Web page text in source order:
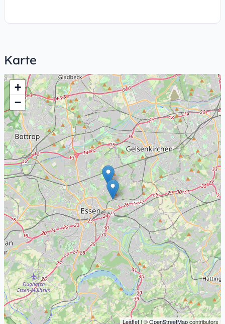
Karte
+
−
Leaflet | ©OpenStreetMapcontributors